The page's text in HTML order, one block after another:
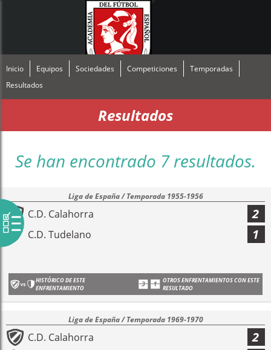
Inicio Equipos Sociedades Competiciones
Temporadas
Resultados
Resultados
Se han encontrado 7 resultados.
Liga de España / Temporada 1955-1956
C.D. Calahorra 2
C.D. Tudelano 1
HISTÓRICO DE ESTE
ENFRENTAMIENTO
OTROS ENFRENTAMIENTOS CON ESTE
RESULTADO
Liga de España / Temporada 1969-1970
C.D. Calahorra 2